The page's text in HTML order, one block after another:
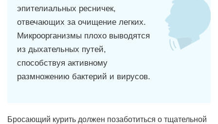
эпителиальных ресничек,
отвечающих за очищение легких.
Микроорганизмы плохо выводятся
из дыхательных путей,
способствуя активному
размножению бактерий и вирусов.
Бросающий курить должен позаботиться о тщательной